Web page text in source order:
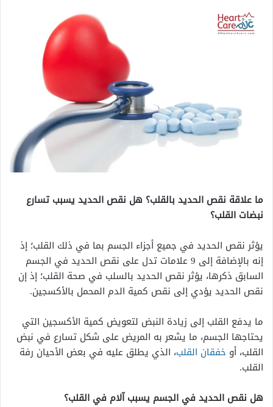
ما علاقة نقص الحديد بالقلب؟ هل نقص الحديد يسبب تسارع
نبضات القلب؟
يؤثر نقص الحديد في جميع أجزاء الجسم بما في ذلك القلب؛ إذ
إنه بالإضافة إلى 9 علامات تدل على نقص الحديد في الجسم
السابق ذكرها، يؤثر نقص الحديد بالسلب في صحة القلب؛ إذ إن
نقص الحديد يؤدي إلى نقص كمية الدم المحمل بالأكسجين.
ما يدفع القلب إلى زيادة النبض لتعويض كمية الأكسجين التي
يحتاجها الجسم، ما يشعر به المريض على شكل تسارع في نبض
القلب، أو خفقان القلب، الذي يطلق عليه في بعض الأحيان رفة
القلب.
هل نقص الحديد في الجسم يسبب آلام في القلب؟